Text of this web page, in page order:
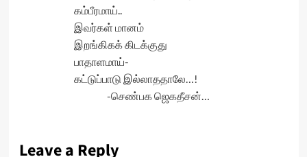
கம்பீரமாய்..
இவர்கள் மானம்
இறங்கிகக் கிடக்குது
பாதாளமாய்-
கட்டுப்பாடு இல்லாததாலே…!
-செண்பக ஜெகதீசன்…
Leave a Reply